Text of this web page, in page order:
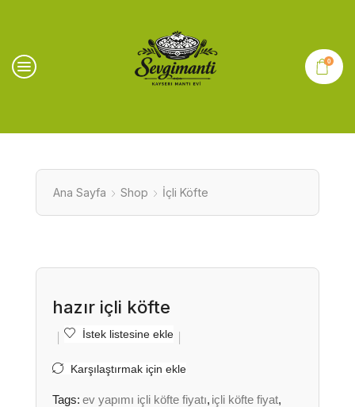
0
Ana Sayfa Shop İçli Köfte
hazır içli köfte
İstek listesine ekle
Karşılaştırmak için ekle
Tags: ev yapımı içli köfte fiyatı, içli köfte fiyat,